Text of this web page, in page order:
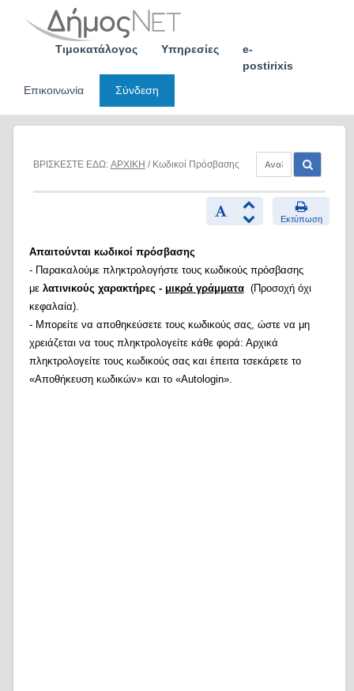
Τιμοκατάλογος Υπηρεσίες
e-
postirixis
Επικοινωνία
Σύνδεση
ΒΡΙΣΚΕΣΤΕ ΕΔΩ: ΑΡΧΙΚΗ / Κωδικοί Πρόσβασης
Εκτύπωση
Απαιτούνται κωδικοί πρόσβασης
- Παρακαλούμε πληκτρολογήστε τους κωδικούς πρόσβασης
με λατινικούς χαρακτήρες - μικρά γράμματα(Προσοχή όχι
κεφαλαία).
- Μπορείτε να αποθηκεύσετε τους κωδικούς σας, ώστε να μη
χρειάζεται να τους πληκτρολογείτε κάθε φορά: Αρχικά
πληκτρολογείτε τους κωδικούς σας και έπειτα τσεκάρετε το
«Αποθήκευση κωδικών» και το «Autologin».